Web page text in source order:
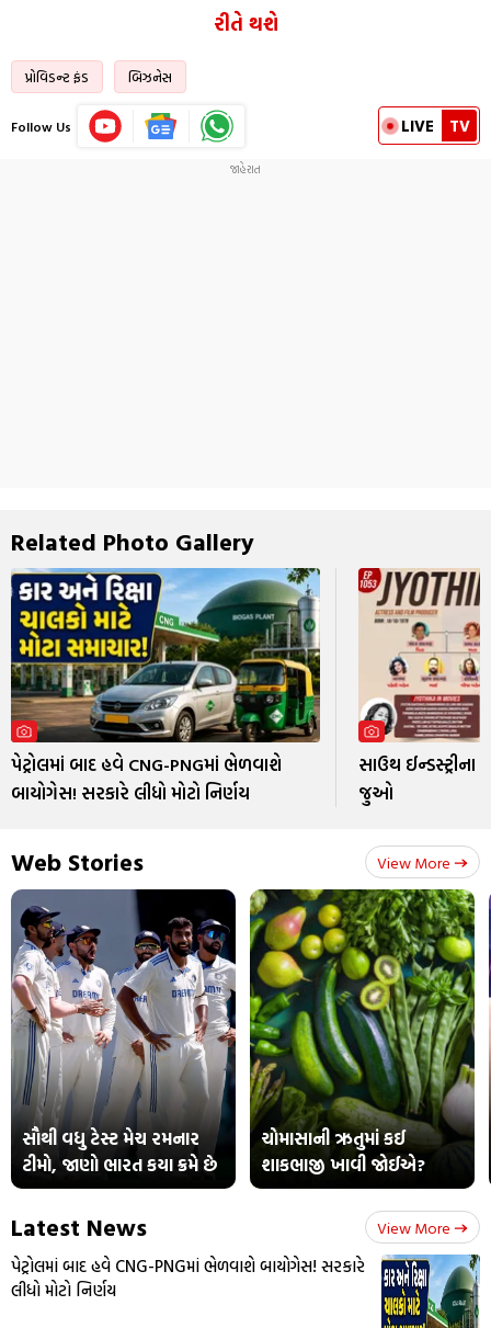
રીતે થશે
પ્રોવિડન્ટ ફંડ બિઝનેસ
Follow Us LIVE TV
Related Photo Gallery
પેટ્રોલમાં બાદ હવે CNG-PNGમાં ભેળવાશે
બાયોગેસ! સરકારે લીધો મોટો નિર્ણય
સાઉથ ઈન્ડસ્ટ્રીના
જુઓ
Web Stories View More
સૌથી વધુ ટેસ્ટ મેચ રમનાર
ટીમો, જાણો ભારત કયા ક્રમે છે
ચોમાસાની ઋતુમાં કઈ
શાકભાજી ખાવી જોઈએ?
Latest News View More
પેટ્રોલમાં બાદ હવે CNG-PNGમાં ભેળવાશે બાયોગેસ! સરકારે
લીધો મોટો નિર્ણય